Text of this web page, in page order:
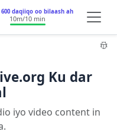
daqiiqo oo bilaash ah
10m/10 min
Ku dar
iyo video content in